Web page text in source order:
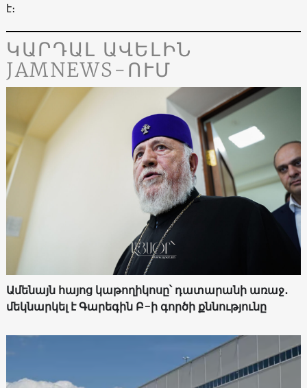
է։
ԿԱՐԴԱԼ ԱՎԵԼԻՆ
JAMNEWS-ՈՒՄ
Ամենայն հայոց կաթողիկոսը՝ դատարանի առաջ․
մեկնարկել է Գարեգին Բ-ի գործի քննությունը